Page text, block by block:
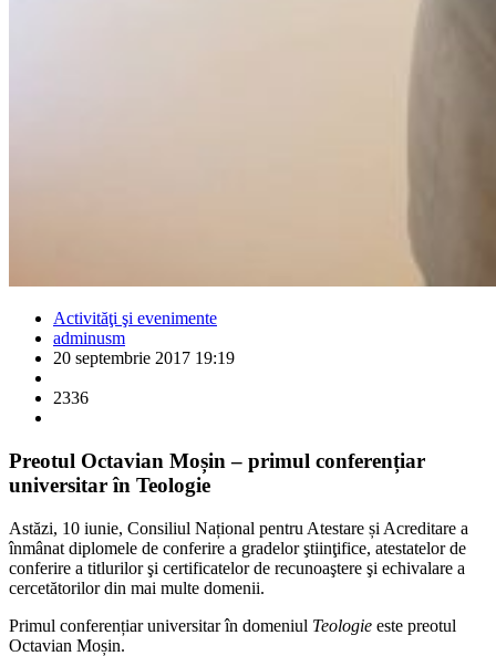
Activităţi şi evenimente
adminusm
20 septembrie 2017 19:19
2336
Preotul Octavian Moșin – primul conferențiar
universitar în Teologie
Astăzi, 10 iunie, Consiliul Național pentru Atestare și Acreditare a
înmânat diplomele de conferire a gradelor ştiinţifice, atestatelor de
conferire a titlurilor şi certificatelor de recunoaştere şi echivalare a
cercetătorilor din mai multe domenii.
Primul conferențiar universitar în domeniul Teologie este preotul
Octavian Moșin.